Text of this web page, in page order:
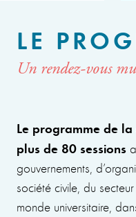
LE
Un rendez-vous
Le programme de
plus de 80 sessions
gouvernements,
société civile, du
monde universitaire,